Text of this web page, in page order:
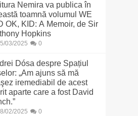
Nemira va publica în
toamnă volumul WE
OK, KID: A Memoir, de Sir
Hopkins
03/2025 0
Dósa despre Spațiul
„Am ajuns să mă
iremediabil de acest
aparte care a fost David
02/2025 0